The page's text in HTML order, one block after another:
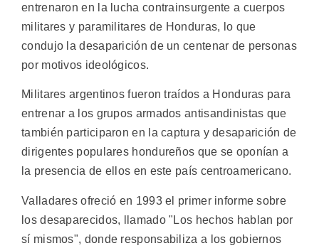
entrenaron en la lucha contrainsurgente a cuerpos
militares y paramilitares de Honduras, lo que
condujo la desaparición de un centenar de personas
por motivos ideológicos.
Militares argentinos fueron traídos a Honduras para
entrenar a los grupos armados antisandinistas que
también participaron en la captura y desaparición de
dirigentes populares hondureños que se oponían a
la presencia de ellos en este país centroamericano.
Valladares ofreció en 1993 el primer informe sobre
los desaparecidos, llamado "Los hechos hablan por
sí mismos", donde responsabiliza a los gobiernos